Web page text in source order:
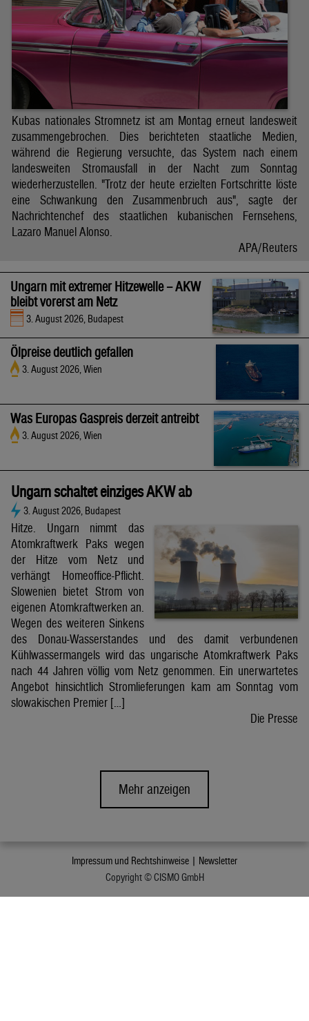
Kubas nationales Stromnetz ist am Montag erneut landesweit
zusammengebrochen. Dies berichteten staatliche Medien,
während die Regierung versuchte, das System nach einem
landesweiten Stromausfall in der Nacht zum Sonntag
wiederherzustellen. "Trotz der heute erzielten Fortschritte löste
eine Schwankung den Zusammenbruch aus", sagte der
Nachrichtenchef des staatlichen kubanischen Fernsehens,
Lazaro Manuel Alonso.
APA/Reuters
Ungarn mit extremer Hitzewelle – AKW
bleibt vorerst am Netz
3. August 2026, Budapest
Ölpreise deutlich gefallen
3. August 2026, Wien
Was Europas Gaspreis derzeit antreibt
3. August 2026, Wien
Ungarn schaltet einziges AKW ab
3. August 2026, Budapest
Hitze. Ungarn nimmt das
Atomkraftwerk Paks wegen
der Hitze vom Netz und
verhängt Homeoffice-Pflicht.
Slowenien bietet Strom von
eigenen Atomkraftwerken an.
Wegen des weiteren Sinkens
des Donau-Wasserstandes und des damit verbundenen
Kühlwassermangels wird das ungarische Atomkraftwerk Paks
nach 44 Jahren völlig vom Netz genommen. Ein unerwartetes
Angebot hinsichtlich Stromlieferungen kam am Sonntag vom
slowakischen Premier […]
Die Presse
Mehr anzeigen
Impressum und Rechtshinweise | Newsletter
Copyright © CISMO GmbH